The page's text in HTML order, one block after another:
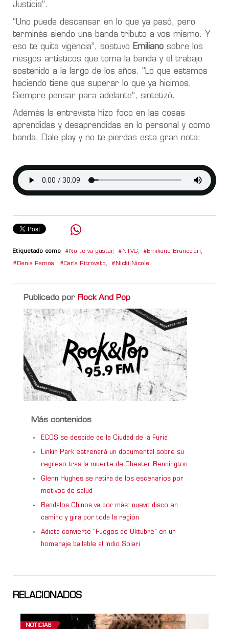
Justicia”.
“Uno puede descansar en lo que ya pasó, pero
terminás siendo una banda tributo a vos mismo. Y
eso te quita vigencia”, sostuvo Emiliano sobre los
riesgos artísticos que toma la banda y el trabajo
sostenido a la largo de los años. “Lo que estamos
haciendo tiene que superar lo que ya hicimos.
Siempre pensar para adelante”, sintetizó.
Además la entrevista hizo foco en las cosas
aprendidas y desaprendidas en lo personal y como
banda. Dale play y no te pierdas esta gran nota:
Etiquetado como No te va gustar, NTVG, Emiliano Brancciari,
Denis Ramos, Carla Ritrovato, Nicki Nicole,
Publicado por Rock And Pop
Más contenidos
ECOS se despide de la Ciudad de la Furia
Linkin Park estrenará un documental sobre su
regreso tras la muerte de Chester Bennington
Glenn Hughes se retira de los escenarios por
motivos de salud
Bandalos Chinos va por más: nuevo disco en
camino y gira por toda la región
Adicta convierte "Fuegos de Oktubre" en un
homenaje bailable al Indio Solari
RELACIONADOS
NOTICIAS